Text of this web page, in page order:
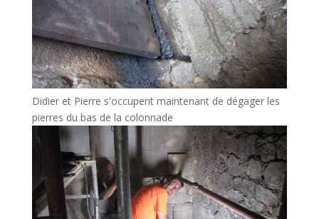
Didier et Pierre s'occupent maintenant de dégager les
pierres du bas de la colonnade